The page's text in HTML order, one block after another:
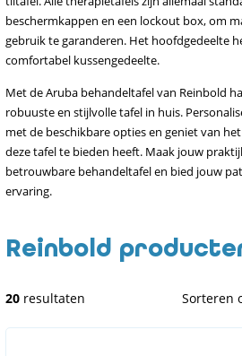
beschermkappen en een lockout box, om
gebruik te garanderen. Het hoofdgedeelte
comfortabel kussengedeelte.
Met de Aruba behandeltafel van Reinbold
robuuste en stijlvolle tafel in huis.
met de beschikbare opties en geniet van
deze tafel te bieden heeft. Maak jouw
betrouwbare behandeltafel en bied jouw
ervaring.
Reinbold
20 resultaten Sorteren